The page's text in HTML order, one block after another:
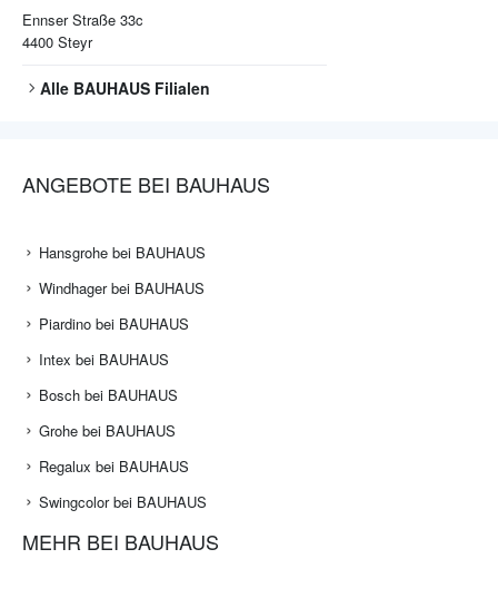
Ennser Straße 33c
4400 Steyr
Alle BAUHAUS Filialen
ANGEBOTE BEI BAUHAUS
Hansgrohe bei BAUHAUS
Windhager bei BAUHAUS
Piardino bei BAUHAUS
Intex bei BAUHAUS
Bosch bei BAUHAUS
Grohe bei BAUHAUS
Regalux bei BAUHAUS
Swingcolor bei BAUHAUS
MEHR BEI BAUHAUS